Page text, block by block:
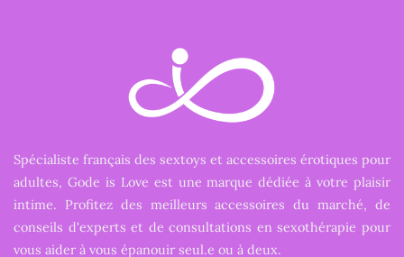
Spécialiste français des sextoys et accessoires érotiques pour
adultes, Gode is Love est une marque dédiée à votre plaisir
intime. Profitez des meilleurs accessoires du marché, de
conseils d'experts et de consultations en sexothérapie pour
vous aider à vous épanouir seul.e ou à deux.